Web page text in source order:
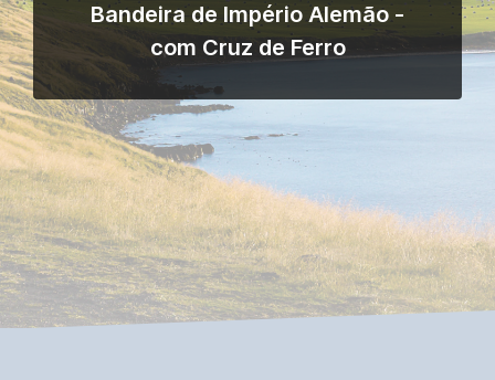
Bandeira de Império Alemão -
com Cruz de Ferro